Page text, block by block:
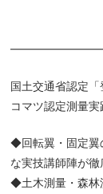
国土交通省認定
コマツ認定測量実
◆回転翼・固定翼
な実技講師陣が徹
◆土木測量・森林